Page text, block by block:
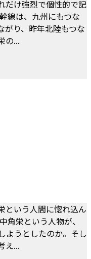
だけ強烈で個性的で記
線は、九州にもつな
がり、昨年北陸もつな
の...
という人間に惚れ込ん
角栄という人物が、
ようとしたのか。そし
え...